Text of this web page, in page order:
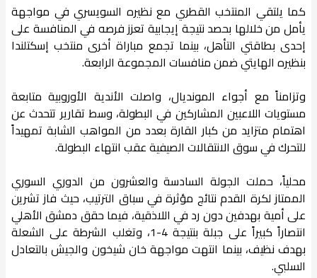
كما يلتقي المنتخب القطري مع نظيره السويسري في مواجهة
يأمل من خلالها بحصد نتيجة إيجابية تعزز فرصه في المنافسة على
إحدى بطاقتي التأهل، بينما تجمع مباراة أخرى منتخب إسكتلندا
بنظيره الهايتي ضمن منافسات المجموعة الرابعة.
وتزامناً مع أجواء المونديال، واصلت الأندية الأوروبية متابعة
مستويات اللاعبين المشاركين في البطولة، وسط تقارير تتحدث عن
اهتمام متزايد من كبار القارة بعدد من المواهب الشابة تمهيداً
للتحرك في سوق الانتقالات الصيفية عقب انتهاء البطولة.
محلياً، حملت الجولة السادسة والعشرون من الدوري السوري
الممتاز لكرة القدم نتائج مؤثرة في سباق الترتيب، حيث فاز تشرين
على أمية بهدفين دون رد في اللاذقية، فيما حقق دمشق الأهلي
انتصاراً كبيراً على جبلة بنتيجة 4-1، وتغلب الشرطة على الشعلة
بهدف نظيف، بينما انتهت مواجهة خان شيخون والجيش بالتعادل
السلبي.